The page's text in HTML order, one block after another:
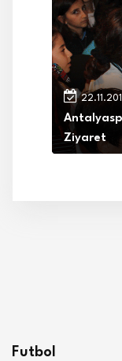
Ziyaret
Futbol